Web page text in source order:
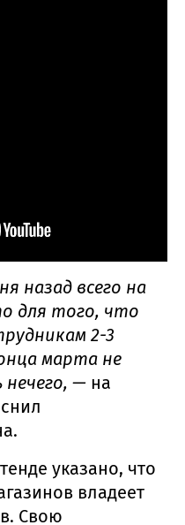
назад всего на
для того, что
2-3
марта не
— на
указано, что
владеет
Свою